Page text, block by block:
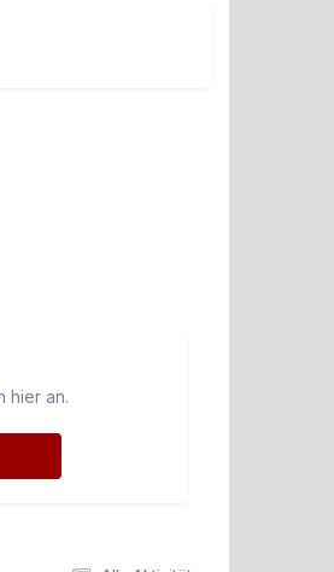
hier an.